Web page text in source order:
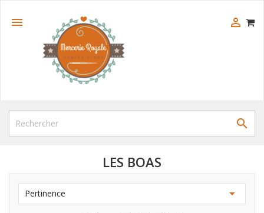
 

LES BOAS
Pertinence 